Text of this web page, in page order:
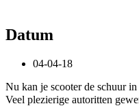
Datum
04-04-18
Nu kan je scooter de schuur
Veel plezierige autoritten